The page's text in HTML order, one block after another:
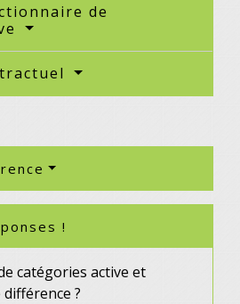
de
!
catégories active et
?